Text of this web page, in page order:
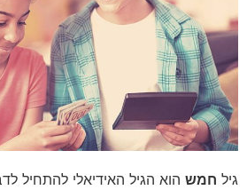
גיל חמש הוא הגיל האידיאלי להתחיל